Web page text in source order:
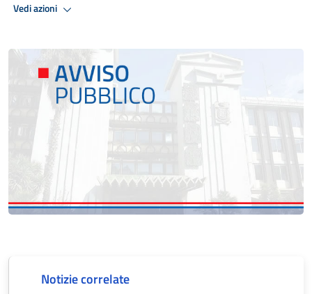
Vedi azioni
Notizie correlate